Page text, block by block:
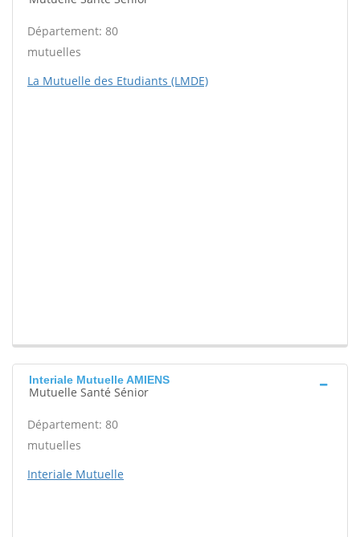
Département: 80
mutuelles
La Mutuelle des Etudiants (LMDE)
Interiale Mutuelle AMIENS
Mutuelle Santé Sénior
Département: 80
mutuelles
Interiale Mutuelle